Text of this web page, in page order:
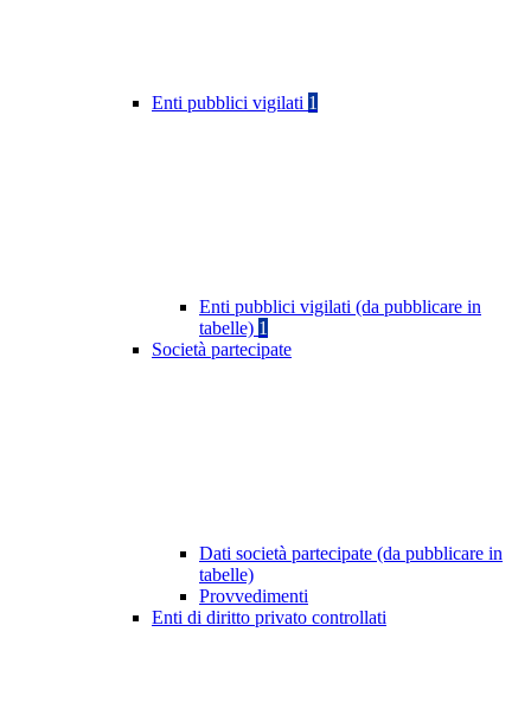
Enti pubblici vigilati 1
Enti pubblici vigilati (da pubblicare in
tabelle) 1
Società partecipate
Dati società partecipate (da pubblicare in
tabelle)
Provvedimenti
Enti di diritto privato controllati